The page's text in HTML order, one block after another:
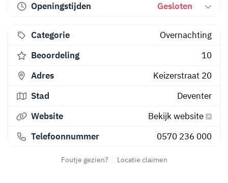
Openingstijden Gesloten
Categorie
Overnachting
Beoordeling
10
Adres
Keizerstraat 20
Stad
Deventer
Website
Bekijk website
Telefoonnummer
0570 236 000
Foutje gezien? Locatie claimen